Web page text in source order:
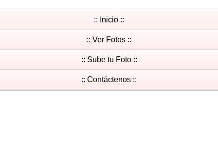
:: Inicio ::
:: Ver Fotos ::
:: Sube tu Foto ::
:: Contáctenos ::